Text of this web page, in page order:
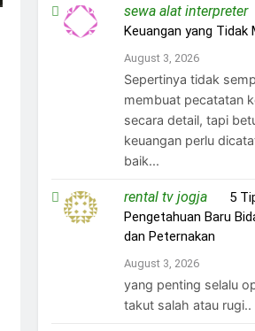
sewa alat interpreter
Keuangan yang Tidak
August 3, 2026
Sepertinya tidak
membuat pecatatan
secara detail, tapi
keuangan perlu
baik...
rental tv jogjaon 5
Pengetahuan Baru
dan Peternakan
August 3, 2026
yang penting selalu
takut salah atau rugi..